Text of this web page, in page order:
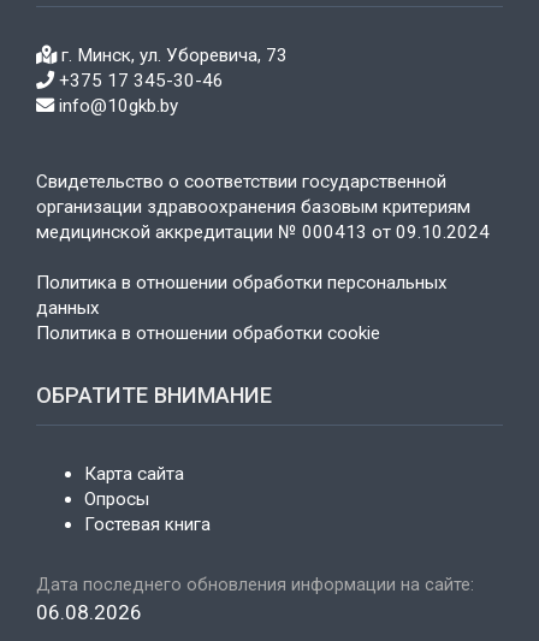
г. Минск, ул. Уборевича, 73
+375 17 345-30-46
info@10gkb.by
Свидетельство о соответствии государственной
организации здравоохранения базовым критериям
медицинской аккредитации № 000413 от 09.10.2024
Политика в отношении обработки персональных
данных
Политика в отношении обработки cookie
ОБРАТИТЕ ВНИМАНИЕ
Карта сайта
Опросы
Гостевая книга
Дата последнего обновления информации на сайте:
06.08.2026